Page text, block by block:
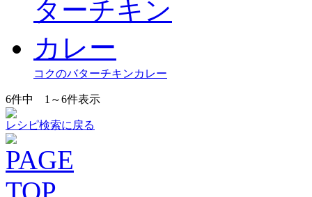
コクのバターチキンカレー
6件中 1～6件表示
レシピ検索に戻る